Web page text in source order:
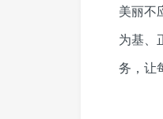
美丽不
为基、
务，让